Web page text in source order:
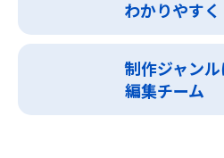
わかりやすく
制作ジャン
編集チーム